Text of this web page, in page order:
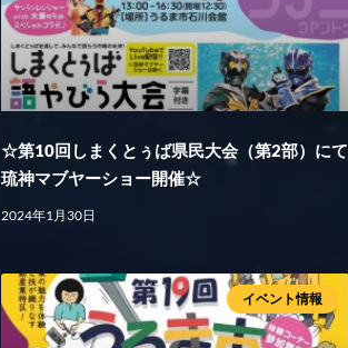
☆第10回しまくとぅば県民大会（第2部）にて
琉神マブヤーショー開催☆
2024年1月30日
イベント情報